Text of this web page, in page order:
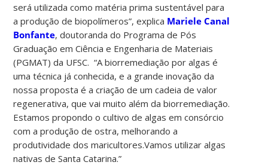
será utilizada como matéria prima sustentável para
a produção de biopolímeros”, explica Mariele Canal
Bonfante, doutoranda do Programa de Pós
Graduação em Ciência e Engenharia de Materiais
(PGMAT) da UFSC. “A biorremediação por algas é
uma técnica já conhecida, e a grande inovação da
nossa proposta é a criação de um cadeia de valor
regenerativa, que vai muito além da biorremediação.
Estamos propondo o cultivo de algas em consórcio
com a produção de ostra, melhorando a
produtividade dos maricultores.Vamos utilizar algas
nativas de Santa Catarina.”